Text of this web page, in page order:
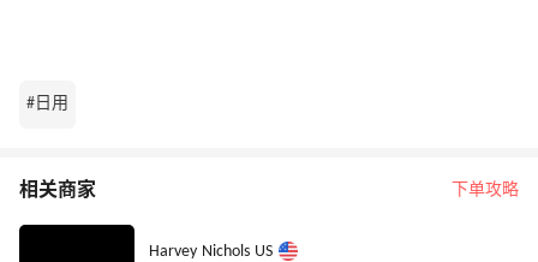
#日用
相关商家 下单攻略
Harvey Nichols US